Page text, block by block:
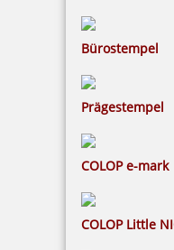
Bürostempel
Prägestempel
COLOP e-mark
COLOP Little
Trodat